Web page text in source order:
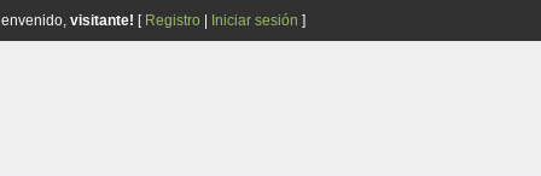
visitante! [ Registro Iniciar sesión ]